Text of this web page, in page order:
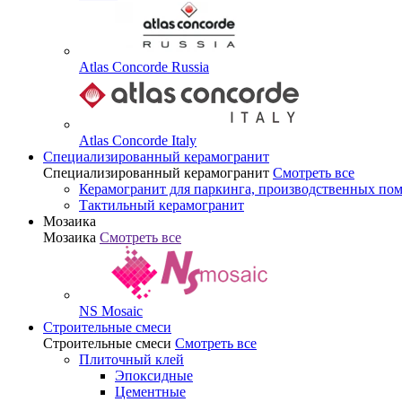
Atlas Concorde Russia
Atlas Concorde Italy
Специализированный керамогранит
Специализированный керамогранит Смотреть все
Керамогранит для паркинга, производственных
Тактильный керамогранит
Мозаика
Мозаика Смотреть все
NS Mosaic
Строительные смеси
Строительные смеси Смотреть все
Плиточный клей
Эпоксидные
Цементные